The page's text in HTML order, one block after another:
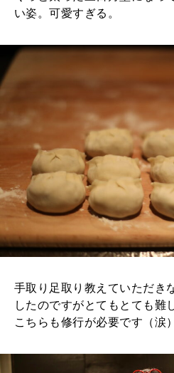
い姿。可愛すぎる。
手取り足取り教えていただき
したのですがとてもとても
こちらも修行が必要です（涙